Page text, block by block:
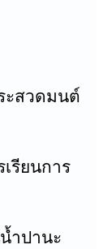
ะสวดมนต์
รียนการ
ำปานะ